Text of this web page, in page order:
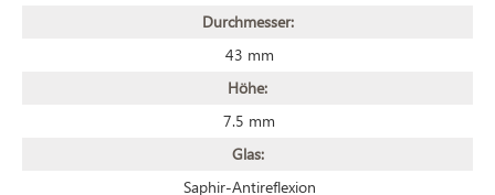
Durchmesser:
43 mm
Höhe:
7.5 mm
Glas:
Saphir-Antireflexion